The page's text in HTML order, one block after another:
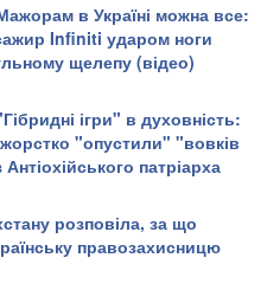
в Україні можна все:
Infiniti ударом ноги
щелепу (відео)
ігри" в духовність:
"опустили" "вовків
патріарха
розповіла, за що
правозахисницю